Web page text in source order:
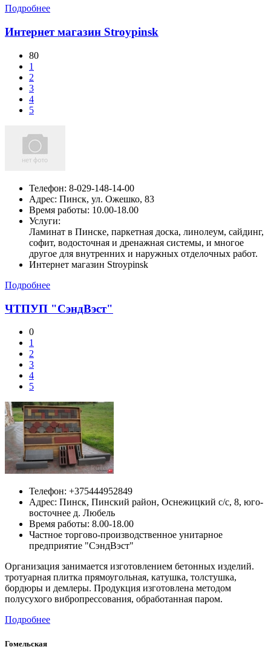
Подробнее
Интернет магазин Stroypinsk
80
1
2
3
4
5
Телефон: 8-029-148-14-00
Адрес: Пинск, ул. Ожешко, 83
Время работы: 10.00-18.00
Услуги:
Ламинат в Пинске, паркетная доска, линолеум, сайдинг,
софит, водосточная и дренажная системы, и многое
другое для внутренних и наружных отделочных работ.
Интернет магазин Stroypinsk
Подробнее
ЧТПУП "СэндВэст"
0
1
2
3
4
5
Телефон: +375444952849
Адрес: Пинск, Пинский район, Оснежицкий с/с, 8, юго-
восточнее д. Любель
Время работы: 8.00-18.00
Частное торгово-производственное унитарное
предприятие "СэндВэст"
Организация занимается изготовлением бетонных изделий.
тротуарная плитка прямоугольная, катушка, толстушка,
бордюры и демлеры. Продукция изготовлена методом
полусухого вибропрессования, обработанная паром.
Подробнее
Гомельская